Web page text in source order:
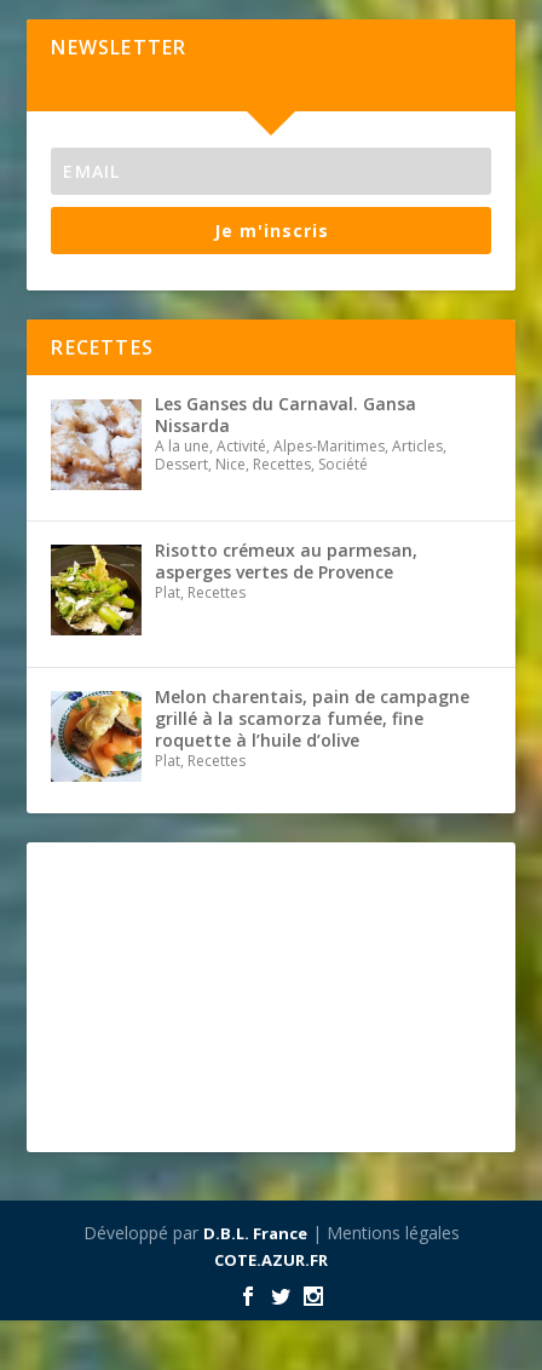
NEWSLETTER
Je m'inscris
RECETTES
Les Ganses du Carnaval. Gansa
Nissarda
A la une, Activité, Alpes-Maritimes, Articles,
Dessert, Nice, Recettes, Société
Risotto crémeux au parmesan,
asperges vertes de Provence
Plat, Recettes
Melon charentais, pain de campagne
grillé à la scamorza fumée, fine
roquette à l’huile d’olive
Plat, Recettes
Développé par D.B.L. France| Mentions légales
COTE.AZUR.FR